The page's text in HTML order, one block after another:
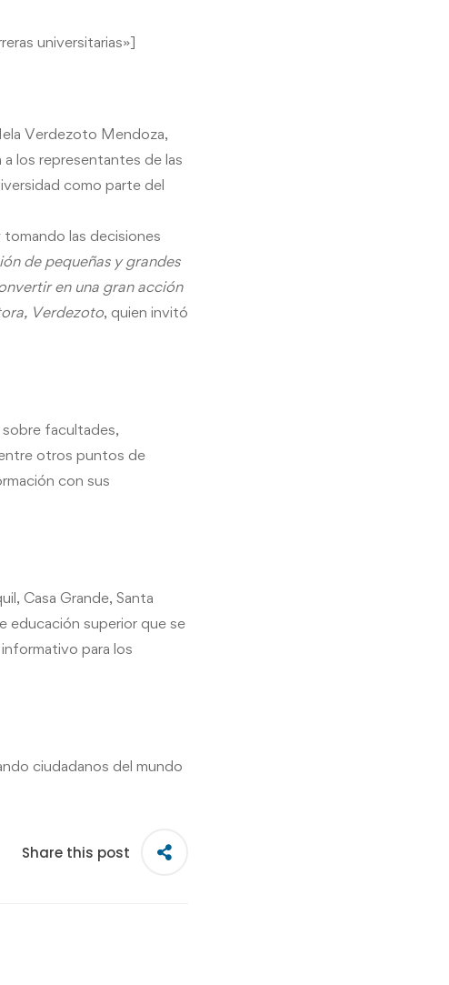
universitarias»]
Verdezoto Mendoza,
los representantes de las
como parte del
las decisiones
de pequeñas y grandes
en una gran acción
Verdezoto, quien invitó
facultades,
otros puntos de
con sus
Casa Grande, Santa
educación superior que se
para los
ciudadanos del mundo
Share this post